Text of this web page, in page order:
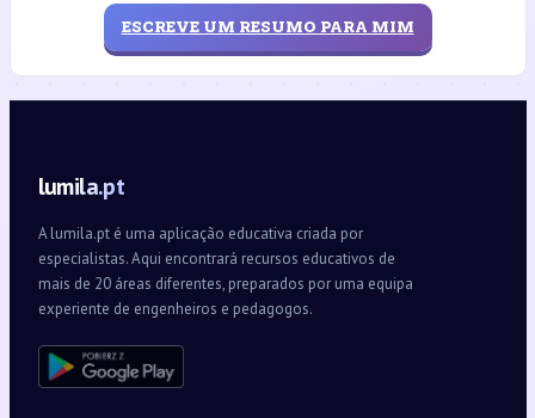
ESCREVE UM RESUMO PARA MIM
lumila.pt
A lumila.pt é uma aplicação educativa criada por
especialistas. Aqui encontrará recursos educativos de
mais de 20 áreas diferentes, preparados por uma equipa
experiente de engenheiros e pedagogos.